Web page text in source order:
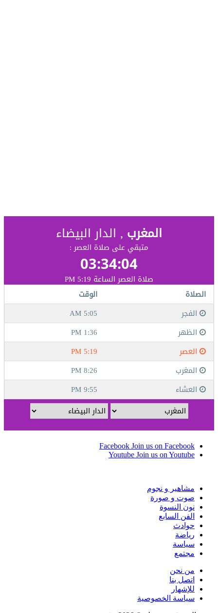
Facebook Join us on Facebook
Youtube Join us on Youtube
مشاهير و نجوم
صوت و صورة
نون النسوة
الفن السابع
حوادث
رياضة
سياسة
مجتمع
من نحن
اتصل بنا
للإشهار
سياسة الخصوصية